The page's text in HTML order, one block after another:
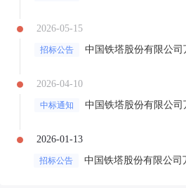
2026-05-15
招标公告 中国铁塔股份有限公
2026-04-10
中标通知 中国铁塔股份有限公
2026-01-13
招标公告 中国铁塔股份有限公